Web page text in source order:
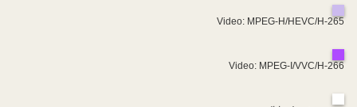
Video: MPEG-H/HEVC/H-265
Video: MPEG-I/VVC/H-266